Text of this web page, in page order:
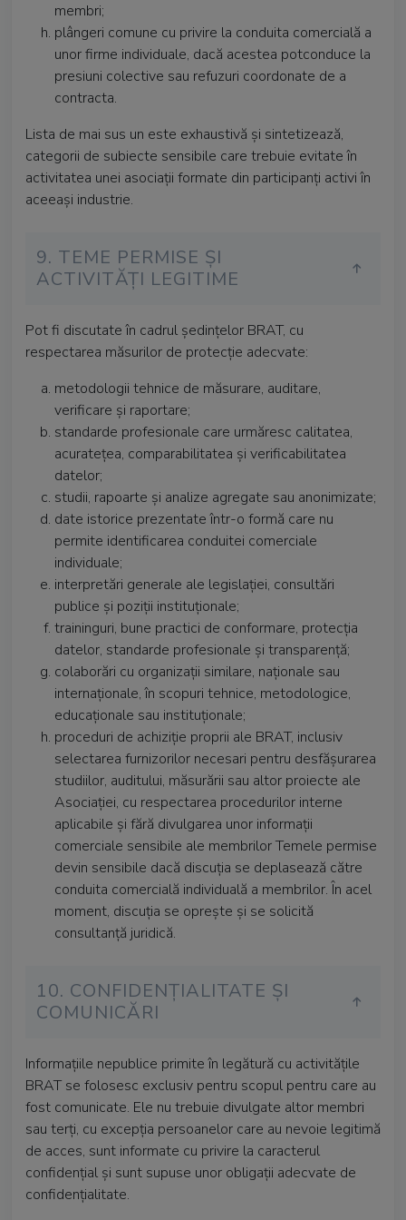
membri;
plângeri comune cu privire la conduita comercială a
unor firme individuale, dacă acestea potconduce la
presiuni colective sau refuzuri coordonate de a
contracta.
Lista de mai sus un este exhaustivă și sintetizează,
categorii de subiecte sensibile care trebuie evitate în
activitatea unei asociații formate din participanți activi în
aceeași industrie.
9. TEME PERMISE ȘI
ACTIVITĂȚI LEGITIME
Pot fi discutate în cadrul ședințelor BRAT, cu
respectarea măsurilor de protecție adecvate:
metodologii tehnice de măsurare, auditare,
verificare și raportare;
standarde profesionale care urmăresc calitatea,
acuratețea, comparabilitatea și verificabilitatea
datelor;
studii, rapoarte și analize agregate sau anonimizate;
date istorice prezentate într-o formă care nu
permite identificarea conduitei comerciale
individuale;
interpretări generale ale legislației, consultări
publice și poziții instituționale;
traininguri, bune practici de conformare, protecția
datelor, standarde profesionale și transparență;
colaborări cu organizații similare, naționale sau
internaționale, în scopuri tehnice, metodologice,
educaționale sau instituționale;
proceduri de achiziție proprii ale BRAT, inclusiv
selectarea furnizorilor necesari pentru desfășurarea
studiilor, auditului, măsurării sau altor proiecte ale
Asociației, cu respectarea procedurilor interne
aplicabile și fără divulgarea unor informații
comerciale sensibile ale membrilor Temele permise
devin sensibile dacă discuția se deplasează către
conduita comercială individuală a membrilor. În acel
moment, discuția se oprește și se solicită
consultanță juridică.
10. CONFIDENȚIALITATE ȘI
COMUNICĂRI
Informațiile nepublice primite în legătură cu activitățile
BRAT se folosesc exclusiv pentru scopul pentru care au
fost comunicate. Ele nu trebuie divulgate altor membri
sau terți, cu excepția persoanelor care au nevoie legitimă
de acces, sunt informate cu privire la caracterul
confidențial și sunt supuse unor obligații adecvate de
confidențialitate.